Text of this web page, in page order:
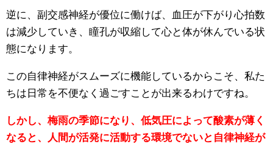
逆に、副交感神経が優位に働けば、血圧が下がり心拍数
は減少していき、瞳孔が収縮して心と体が休んでいる状
態になります。
この自律神経がスムーズに機能しているからこそ、私た
ちは日常を不便なく過ごすことが出来るわけですね。
しかし、梅雨の季節になり、低気圧によって酸素が薄く
なると、人間が活発に活動する環境でないと自律神経が